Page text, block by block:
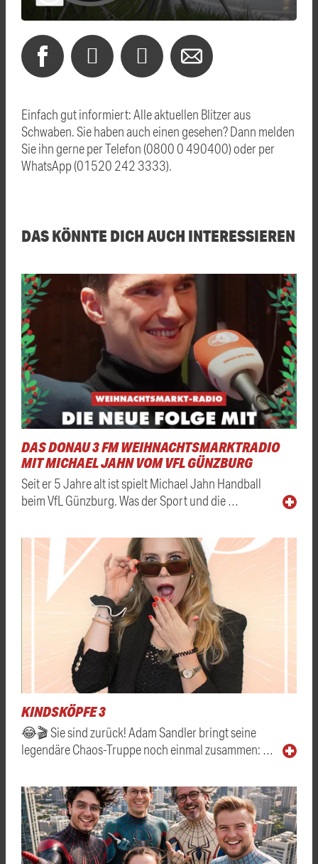
Einfach gut informiert: Alle aktuellen Blitzer aus
Schwaben. Sie haben auch einen gesehen? Dann melden
Sie ihn gerne per Telefon (0800 0 490400) oder per
WhatsApp (01520 242 3333).
DAS KÖNNTE DICH AUCH INTERESSIEREN
DAS DONAU 3 FM WEIHNACHTSMARKTRADIO
MIT MICHAEL JAHN VOM VFL GÜNZBURG
Seit er 5 Jahre alt ist spielt Michael Jahn Handball
beim VfL Günzburg. Was der Sport und die …
KINDSKÖPFE 3
😂🎬 Sie sind zurück! Adam Sandler bringt seine
legendäre Chaos-Truppe noch einmal zusammen: …